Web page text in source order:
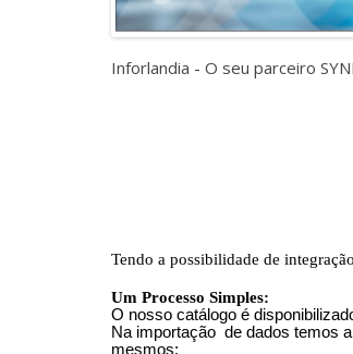
Inforlandia - O seu parceiro
Tendo a possibilidade de
Um Processo Simples:
O nosso catálogo é
Na importação de dados temos
mesmos: